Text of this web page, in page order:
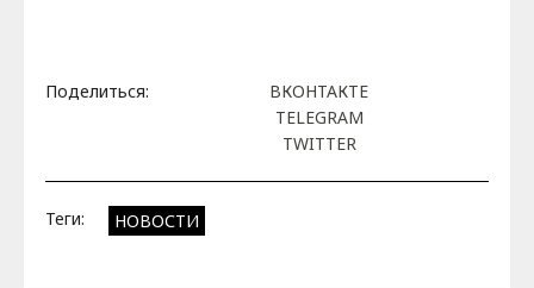
Поделиться:
ВКОНТАКТЕ
TELEGRAM
TWITTER
Теги: НОВОСТИ